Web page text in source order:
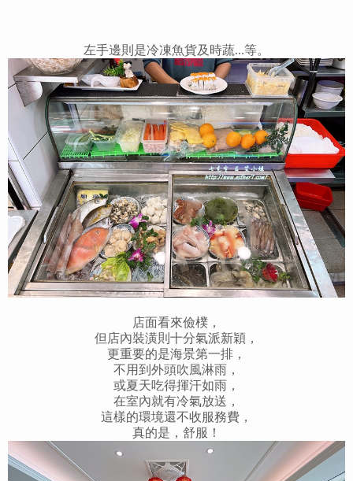
左手邊則是冷凍魚貨及時蔬...等。
店面看來儉樸，
但店內裝潢則十分氣派新穎，
更重要的是海景第一排，
不用到外頭吹風淋雨，
或夏天吃得揮汗如雨，
在室內就有冷氣放送，
這樣的環境還不收服務費，
真的是，舒服！